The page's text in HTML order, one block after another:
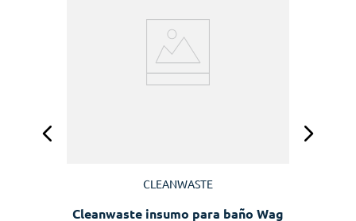
CLEANWASTE
Cleanwaste insumo para baño Wag